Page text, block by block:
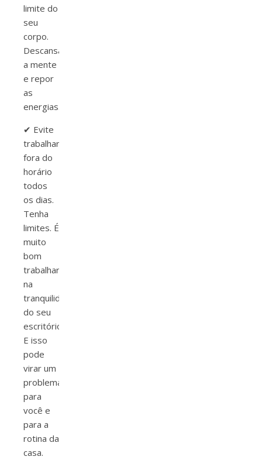
limite do
seu
corpo.
Descansar
a mente
e repor
as
energias.
✔ Evite
trabalhar
fora do
horário
todos
os dias.
Tenha
limites. É
muito
bom
trabalhar
na
tranquilidade
do seu
escritório.
E isso
pode
virar um
problema
para
você e
para a
rotina da
casa.